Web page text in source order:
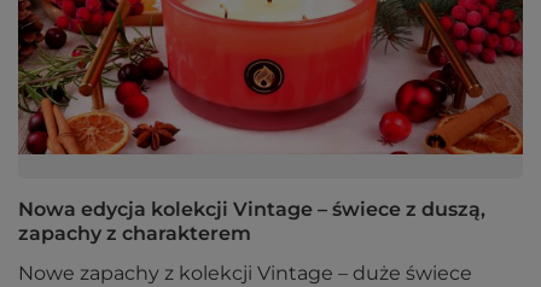
Nowa edycja kolekcji Vintage – świece z duszą,
zapachy z charakterem
Nowe zapachy z kolekcji Vintage – duże świece